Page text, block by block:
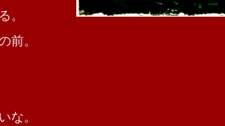
。
前。
な。